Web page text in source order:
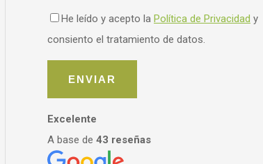
He leído y acepto la Política de Privacidad y
consiento el tratamiento de datos.
Excelente
A base de 43 reseñas